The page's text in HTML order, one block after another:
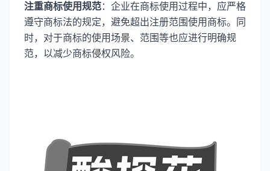
注重商标使用规范：企业在商标使用过程中，应严格
遵守商标法的规定，避免超出注册范围使用商标。同
时，对于商标的使用场景、范围等也应进行明确规
范，以减少商标侵权风险。